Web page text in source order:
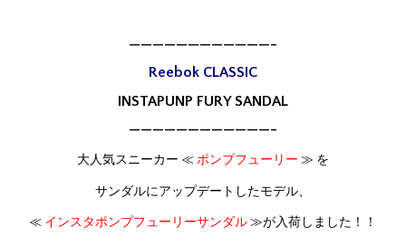
————————————-
Reebok CLASSIC
INSTAPUNP FURY SANDAL
————————————-
大人気スニーカー ≪ポンプフューリー ≫ を
サンダルにアップデートしたモデル、
≪ インスタポンプフューリーサンダル≫が入荷しました！！